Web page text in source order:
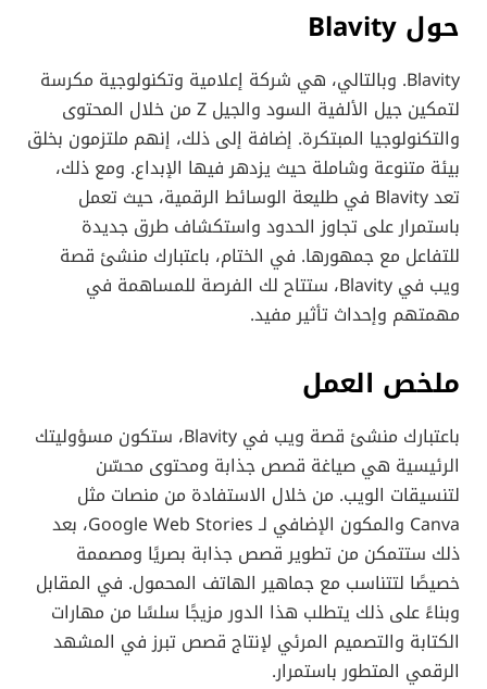
حول Blavity
Blavity. وبالتالي، هي شركة إعلامية وتكنولوجية مكرسة
لتمكين جيل الألفية السود والجيل Z من خلال المحتوى
والتكنولوجيا المبتكرة. إضافة إلى ذلك، إنهم ملتزمون بخلق
بيئة متنوعة وشاملة حيث يزدهر فيها الإبداع. ومع ذلك،
تعد Blavity في طليعة الوسائط الرقمية، حيث تعمل
باستمرار على تجاوز الحدود واستكشاف طرق جديدة
للتفاعل مع جمهورها. في الختام، باعتبارك منشئ قصة
ويب في Blavity، ستتاح لك الفرصة للمساهمة في
مهمتهم وإحداث تأثير مفيد.
ملخص العمل
باعتبارك منشئ قصة ويب في Blavity، ستكون مسؤوليتك
الرئيسية هي صياغة قصص جذابة ومحتوى محسّن
لتنسيقات الويب. من خلال الاستفادة من منصات مثل
Canva والمكون الإضافي لـ Google Web Stories، بعد
ذلك ستتمكن من تطوير قصص جذابة بصريًا ومصممة
خصيصًا لتتناسب مع جماهير الهاتف المحمول. في المقابل
وبناءً على ذلك يتطلب هذا الدور مزيجًا سلسًا من مهارات
الكتابة والتصميم المرئي لإنتاج قصص تبرز في المشهد
الرقمي المتطور باستمرار.